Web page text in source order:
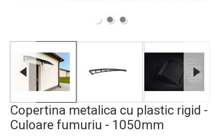
Copertina metalica cu plastic rigid -
Culoare fumuriu - 1050mm